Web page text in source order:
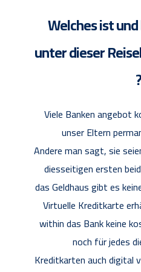
Welches ist
unter dieser
Viele Banken angebot
unser Eltern
Andere man sagt, sie
diesseitigen ersten
das Geldhaus gibt es
Virtuelle Kreditkarte
within das Bank keine
noch für jedes
Kreditkarten auch digital